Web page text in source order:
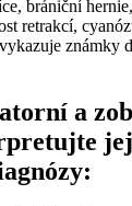
brániční
retrakcí,
známky
a